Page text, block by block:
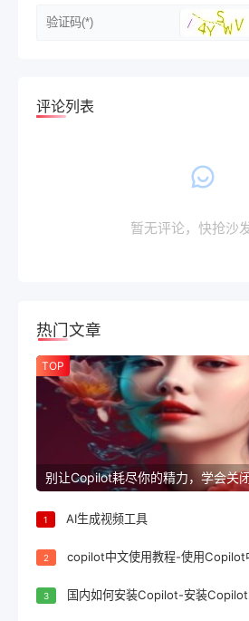
评论列表
暂无评论，快抢沙
热门文章
TOP
别让Copilot耗尽你的精力，学会关
1 AI生成视频工具
2 copilot中文使用教程-使用Copilot
3 国内如何安装Copilot-安装